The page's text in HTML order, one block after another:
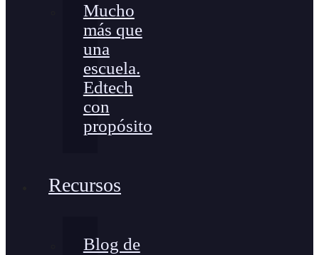
Mucho
más que
una
escuela.
Edtech
con
propósito
Recursos
Blog de